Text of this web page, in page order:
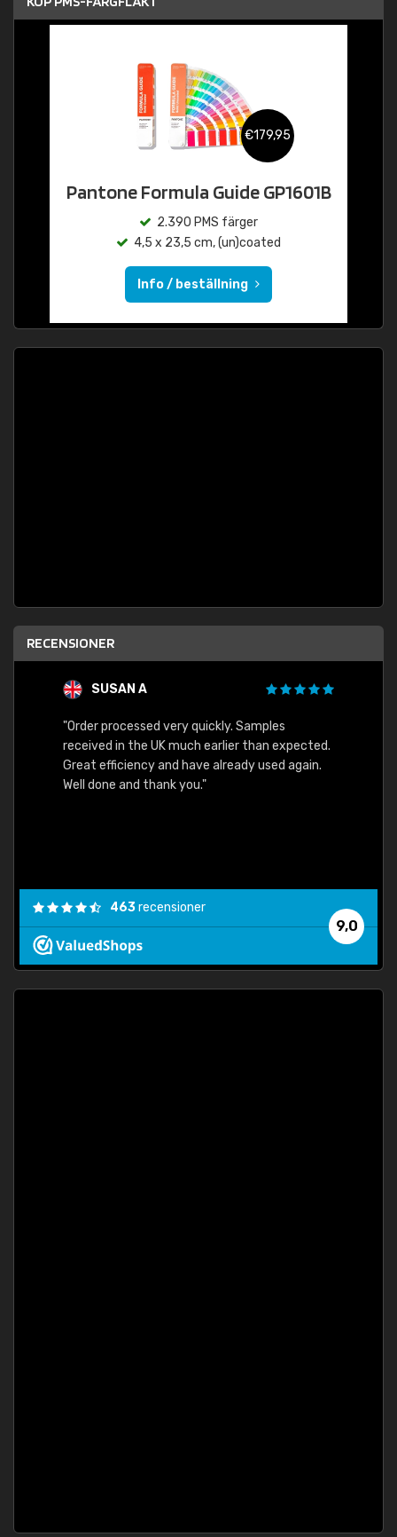
€179,95
Pantone Formula Guide GP1601B
2.390 PMS färger
4,5 x 23,5 cm, (un)coated
Info / beställning
RECENSIONER
SUSAN A
"Order processed very quickly. Samples
received in the UK much earlier than expected.
Great efficiency and have already used again.
Well done and thank you."
9,0
463recensioner